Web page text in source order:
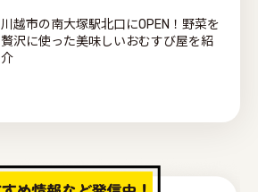
川越市の南大塚駅北口にOPEN！野菜を
贅沢に使った美味しいおむすび屋を紹
介